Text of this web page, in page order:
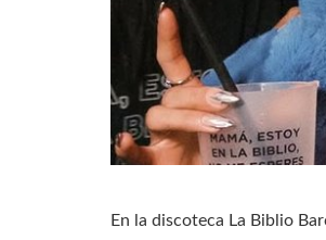
En la discoteca La Biblio